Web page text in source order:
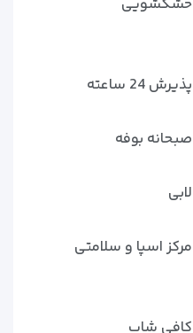
پذیرش 24 ساعته
صبحانه بوفه
لابی
مرکز اسپا و سلامتی
کافی شاپ